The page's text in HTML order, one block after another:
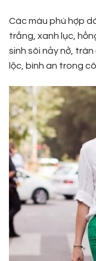
Các màu phù hợp
trắng, xanh lục,
sinh sôi nảy nở,
lộc, bình an trong